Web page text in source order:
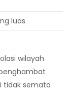
luas
wilayah
tidak semata